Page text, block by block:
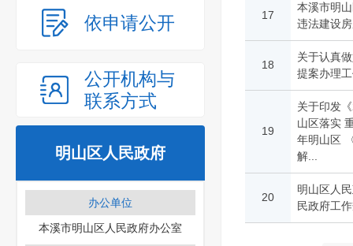
依申请公开
公开机构与
联系方式
明山区人民政府
办公单位
本溪市明山区人民政府办公室
17
本溪市明
违法建设
18
关于认真
提案办理
19
关于印发
山区落实
年明山区
解...
20
明山区人
民政府工